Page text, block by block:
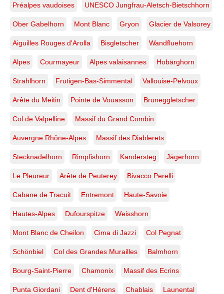
Préalpes vaudoises UNESCO Jungfrau-Aletsch-Bietschhorn
Ober Gabelhorn Mont Blanc Gryon Glacier de Valsorey
Aiguilles Rouges d'Arolla Bisgletscher Wandfluehorn
Alpes Courmayeur Alpes valaisannes Hobärghorn
Strahlhorn Frutigen-Bas-Simmental Vallouise-Pelvoux
Arête du Meitin Pointe de Vouasson Bruneggletscher
Col de Valpelline Massif du Grand Combin
Auvergne Rhône-Alpes Massif des Diablerets
Stecknadelhorn Rimpfishorn Kandersteg Jägerhorn
Le Pleureur Arête de Peuterey Bivacco Perelli
Cabane de Tracuit Entremont Haute-Savoie
Hautes-Alpes Dufourspitze Weisshorn
Mont Blanc de Cheilon Cima di Jazzi Col Pegnat
Schönbiel Col des Grandes Murailles Balmhorn
Bourg-Saint-Pierre Chamonix Massif des Ecrins
Punta Giordani Dent d'Hérens Chablais Launental